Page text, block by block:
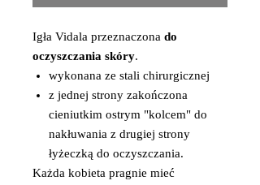
Igła Vidala przeznaczona do
oczyszczania skóry.
wykonana ze stali chirurgicznej
z jednej strony zakończona
cieniutkim ostrym "kolcem" do
nakłuwania z drugiej strony
łyżeczką do oczyszczania.
Każda kobieta pragnie mieć